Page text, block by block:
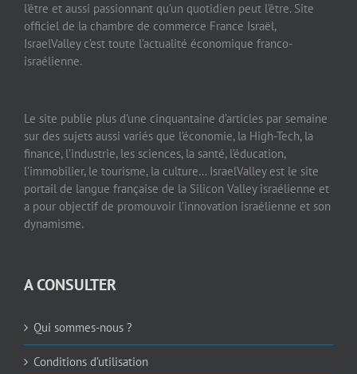
l’être et aussi passionnant qu’un quotidien peut l’être. Site
officiel de la chambre de commerce France Israël,
IsraelValley c’est toute l’actualité économique franco-
israélienne.
Le site publie plus d’une cinquantaine d’articles par semaine
sur des sujets aussi variés que l’économie, la High-Tech, la
finance, l’industrie, les sciences, la santé, l’éducation,
l’immobilier, le tourisme, la culture… IsraelValley est le site
portail de langue française de la Silicon Valley israélienne et
a pour objectif de promouvoir l’innovation israélienne et son
dynamisme.
A CONSULTER
Qui sommes-nous ?
Conditions d’utilisation